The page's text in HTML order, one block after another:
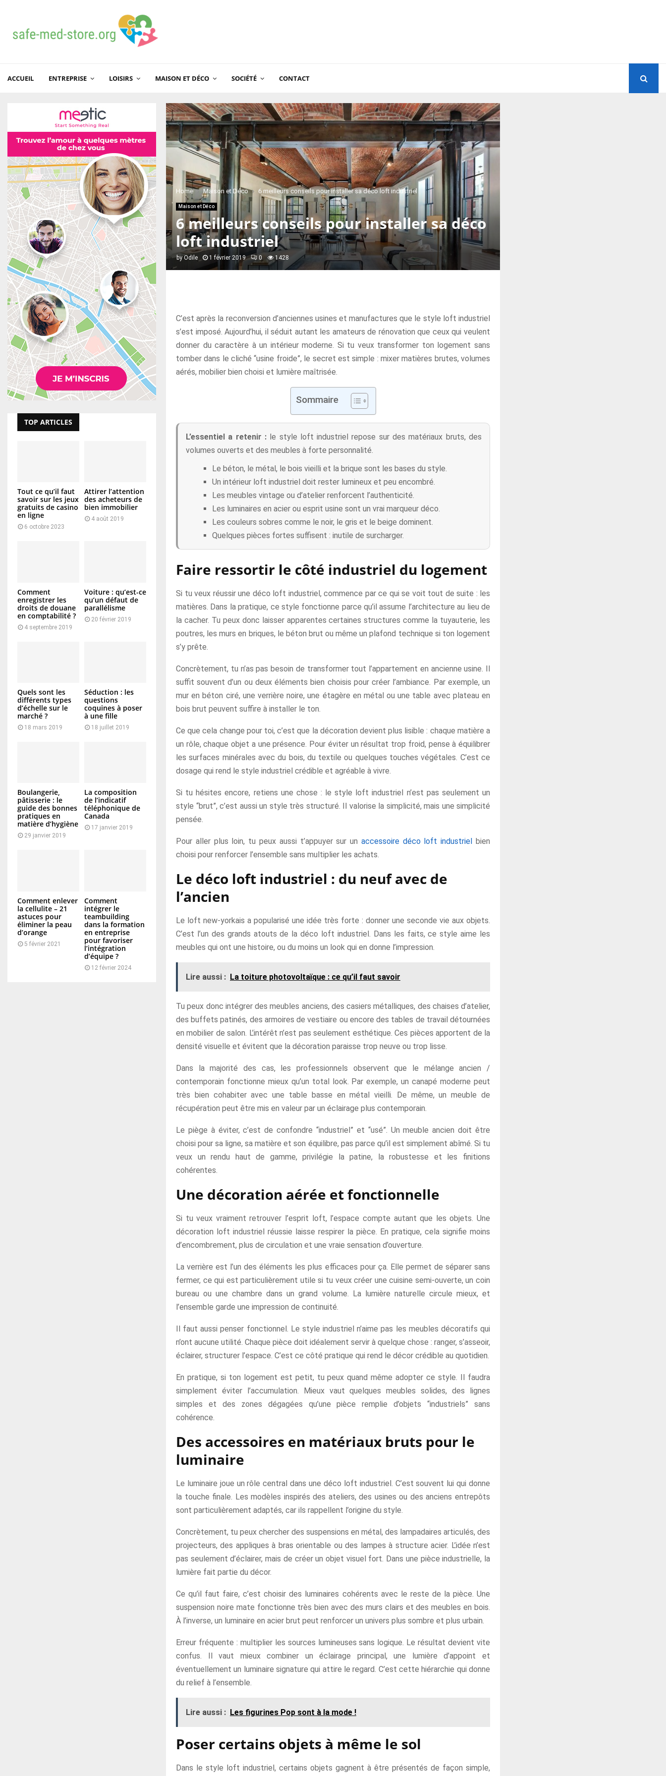
ACCUEIL ENTREPRISE LOISIRS MAISON ET DÉCO SOCIÉTÉ CONTACT
Home Maison et Déco 6 meilleurs conseils pour installer sa déco loft industriel
Maison et Déco
6 meilleurs conseils pour installer sa déco
loft industriel
byOdile 1 février 2019 0 1428
C’est après la reconversion d’anciennes usines et manufactures que le style loft industriel
s’est imposé. Aujourd’hui, il séduit autant les amateurs de rénovation que ceux qui veulent
donner du caractère à un intérieur moderne. Si tu veux transformer ton logement sans
tomber dans le cliché “usine froide”, le secret est simple : mixer matières brutes, volumes
aérés, mobilier bien choisi et lumière maîtrisée.
Sommaire
L’essentiel a retenir :le style loft industriel repose sur des matériaux bruts, des
volumes ouverts et des meubles à forte personnalité.
Le béton, le métal, le bois vieilli et la brique sont les bases du style.
Un intérieur loft industriel doit rester lumineux et peu encombré.
Les meubles vintage ou d’atelier renforcent l’authenticité.
Les luminaires en acier ou esprit usine sont un vrai marqueur déco.
Les couleurs sobres comme le noir, le gris et le beige dominent.
Quelques pièces fortes suffisent : inutile de surcharger.
Faire ressortir le côté industriel du logement
Si tu veux réussir une déco loft industriel, commence par ce qui se voit tout de suite : les
matières. Dans la pratique, ce style fonctionne parce qu’il assume l’architecture au lieu de
la cacher. Tu peux donc laisser apparentes certaines structures comme la tuyauterie, les
poutres, les murs en briques, le béton brut ou même un plafond technique si ton logement
s’y prête.
Concrètement, tu n’as pas besoin de transformer tout l’appartement en ancienne usine. Il
suffit souvent d’un ou deux éléments bien choisis pour créer l’ambiance. Par exemple, un
mur en béton ciré, une verrière noire, une étagère en métal ou une table avec plateau en
bois brut peuvent suffire à installer le ton.
Ce que cela change pour toi, c’est que la décoration devient plus lisible : chaque matière a
un rôle, chaque objet a une présence. Pour éviter un résultat trop froid, pense à équilibrer
les surfaces minérales avec du bois, du textile ou quelques touches végétales. C’est ce
dosage qui rend le style industriel crédible et agréable à vivre.
Si tu hésites encore, retiens une chose : le style loft industriel n’est pas seulement un
style “brut”, c’est aussi un style très structuré. Il valorise la simplicité, mais une simplicité
pensée.
Pour aller plus loin, tu peux aussi t’appuyer sur un accessoire déco loft industriel bien
choisi pour renforcer l’ensemble sans multiplier les achats.
Le déco loft industriel : du neuf avec de
l’ancien
Le loft new-yorkais a popularisé une idée très forte : donner une seconde vie aux objets.
C’est l’un des grands atouts de la déco loft industriel. Dans les faits, ce style aime les
meubles qui ont une histoire, ou du moins un look qui en donne l’impression.
Lire aussi : La toiture photovoltaïque : ce qu’il faut savoir
Tu peux donc intégrer des meubles anciens, des casiers métalliques, des chaises d’atelier,
des buffets patinés, des armoires de vestiaire ou encore des tables de travail détournées
en mobilier de salon. L’intérêt n’est pas seulement esthétique. Ces pièces apportent de la
densité visuelle et évitent que la décoration paraisse trop neuve ou trop lisse.
Dans la majorité des cas, les professionnels observent que le mélange ancien /
contemporain fonctionne mieux qu’un total look. Par exemple, un canapé moderne peut
très bien cohabiter avec une table basse en métal vieilli. De même, un meuble de
récupération peut être mis en valeur par un éclairage plus contemporain.
Le piège à éviter, c’est de confondre “industriel” et “usé”. Un meuble ancien doit être
choisi pour sa ligne, sa matière et son équilibre, pas parce qu’il est simplement abîmé. Si tu
veux un rendu haut de gamme, privilégie la patine, la robustesse et les finitions
cohérentes.
Une décoration aérée et fonctionnelle
Si tu veux vraiment retrouver l’esprit loft, l’espace compte autant que les objets. Une
décoration loft industriel réussie laisse respirer la pièce. En pratique, cela signifie moins
d’encombrement, plus de circulation et une vraie sensation d’ouverture.
La verrière est l’un des éléments les plus efficaces pour ça. Elle permet de séparer sans
fermer, ce qui est particulièrement utile si tu veux créer une cuisine semi-ouverte, un coin
bureau ou une chambre dans un grand volume. La lumière naturelle circule mieux, et
l’ensemble garde une impression de continuité.
Il faut aussi penser fonctionnel. Le style industriel n’aime pas les meubles décoratifs qui
n’ont aucune utilité. Chaque pièce doit idéalement servir à quelque chose : ranger, s’asseoir,
éclairer, structurer l’espace. C’est ce côté pratique qui rend le décor crédible au quotidien.
En pratique, si ton logement est petit, tu peux quand même adopter ce style. Il faudra
simplement éviter l’accumulation. Mieux vaut quelques meubles solides, des lignes
simples et des zones dégagées qu’une pièce remplie d’objets “industriels” sans
cohérence.
Des accessoires en matériaux bruts pour le
luminaire
Le luminaire joue un rôle central dans une déco loft industriel. C’est souvent lui qui donne
la touche finale. Les modèles inspirés des ateliers, des usines ou des anciens entrepôts
sont particulièrement adaptés, car ils rappellent l’origine du style.
Concrètement, tu peux chercher des suspensions en métal, des lampadaires articulés, des
projecteurs, des appliques à bras orientable ou des lampes à structure acier. L’idée n’est
pas seulement d’éclairer, mais de créer un objet visuel fort. Dans une pièce industrielle, la
lumière fait partie du décor.
Ce qu’il faut faire, c’est choisir des luminaires cohérents avec le reste de la pièce. Une
suspension noire mate fonctionne très bien avec des murs clairs et des meubles en bois.
À l’inverse, un luminaire en acier brut peut renforcer un univers plus sombre et plus urbain.
Erreur fréquente : multiplier les sources lumineuses sans logique. Le résultat devient vite
confus. Il vaut mieux combiner un éclairage principal, une lumière d’appoint et
éventuellement un luminaire signature qui attire le regard. C’est cette hiérarchie qui donne
du relief à l’ensemble.
Lire aussi : Les figurines Pop sont à la mode !
Poser certains objets à même le sol
Dans le style loft industriel, certains objets gagnent à être présentés de façon simple,
TOP ARTICLES
Tout ce qu’il faut
savoir sur les jeux
gratuits de casino
en ligne
6 octobre 2023
Attirer l’attention
des acheteurs de
bien immobilier
4 août 2019
Comment
enregistrer les
droits de douane
en comptabilité ?
4 septembre 2019
Voiture : qu’est-ce
qu’un défaut de
parallélisme
20 février 2019
Quels sont les
différents types
d’échelle sur le
marché ?
18 mars 2019
Séduction : les
questions
coquines à poser
à une fille
18 juillet 2019
Boulangerie,
pâtisserie : le
guide des bonnes
pratiques en
matière d’hygiène
29 janvier 2019
La composition
de l’indicatif
téléphonique de
Canada
17 janvier 2019
Comment enlever
la cellulite – 21
astuces pour
éliminer la peau
d’orange
5 février 2021
Comment
intégrer le
teambuilding
dans la formation
en entreprise
pour favoriser
l’intégration
d’équipe ?
12 février 2024